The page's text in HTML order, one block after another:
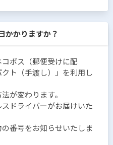
かかりますか？
ポス（郵便受けに配
ト（手渡し）」を利用し
が変わります。
ドライバーがお届けいた
番号をお知らせいたしま